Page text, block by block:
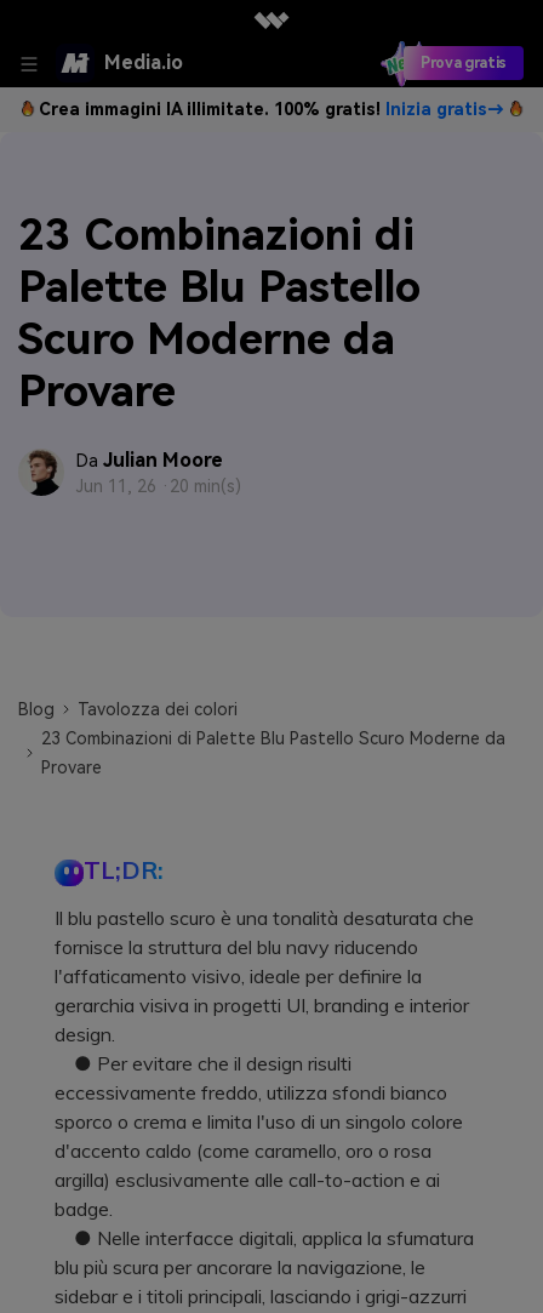
Media.io Prova gratis
Crea immagini IA illimitate. 100% gratis! Inizia gratis→
23 Combinazioni di
Palette Blu Pastello
Scuro Moderne da
Provare
Da Julian Moore
Jun 11, 26 · 20 min(s)
Blog
Tavolozza dei colori
23 Combinazioni di Palette Blu Pastello Scuro Moderne da
Provare
TL;DR:
Il blu pastello scuro è una tonalità desaturata che
fornisce la struttura del blu navy riducendo
l'affaticamento visivo, ideale per definire la
gerarchia visiva in progetti UI, branding e interior
design.
● Per evitare che il design risulti
eccessivamente freddo, utilizza sfondi bianco
sporco o crema e limita l'uso di un singolo colore
d'accento caldo (come caramello, oro o rosa
argilla) esclusivamente alle call-to-action e ai
badge.
● Nelle interfacce digitali, applica la sfumatura
blu più scura per ancorare la navigazione, le
sidebar e i titoli principali, lasciando i grigi-azzurri